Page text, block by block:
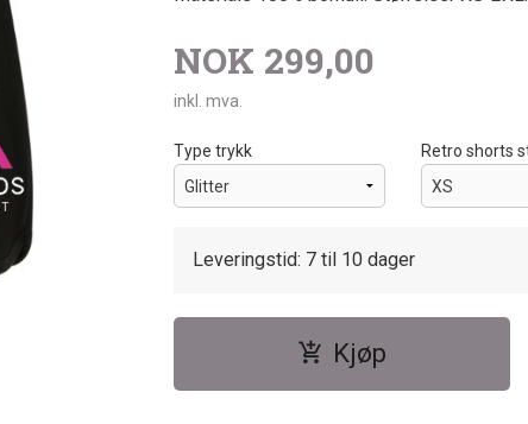
NOK 299,00
inkl. mva.
Type trykk Retro shorts
Leveringstid: 7 til 10 dager
Kjøp